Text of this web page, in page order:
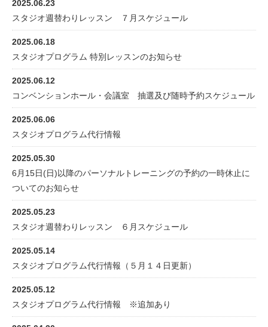
2025.06.23
スタジオ週替わりレッスン ７月スケジュール
2025.06.18
スタジオプログラム 特別レッスンのお知らせ
2025.06.12
コンベンションホール・会議室 抽選及び随時予約スケジュール
2025.06.06
スタジオプログラム代行情報
2025.05.30
6月15日(日)以降のパーソナルトレーニングの予約の一時休止に
ついてのお知らせ
2025.05.23
スタジオ週替わりレッスン ６月スケジュール
2025.05.14
スタジオプログラム代行情報（５月１４日更新）
2025.05.12
スタジオプログラム代行情報 ※追加あり